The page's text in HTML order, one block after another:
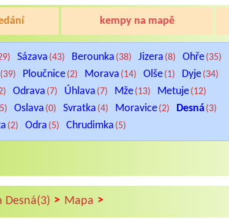
kempy na mapě
Sázava (43) Berounka (38) Jizera (8) Ohře(35)
(39) Ploučnice(2) Morava (14) Olše(1) Dyje(34)
Odrava (7) Úhlava (7) Mže(13) Metuje(12)
Oslava (0) Svratka (4) Moravice(2) Desná (3)
(2) Odra (5) Chrudimka (5)
Desná(3) > Mapa >